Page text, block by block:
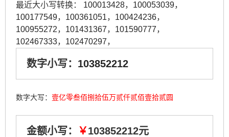
最近大小写转换： 100013428， 100053039，
100177549， 100361051， 100424236，
100955272， 101431367， 101590777，
102467333， 102470297，
数字小写： 103852212
数字大写： 壹亿零叁佰捌拾伍万贰仟贰佰壹拾贰圆
金额小写： ￥103852212元